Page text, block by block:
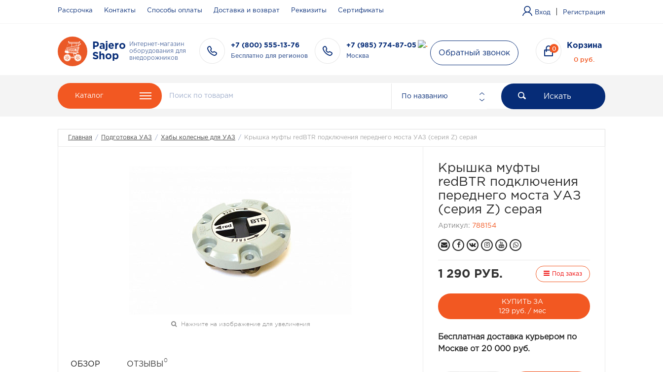
Рассрочка Контакты Способы оплаты Доставка и возврат Реквизиты Сертификаты Вход Регистрация
Pajero
Shop
Интернет-магазин
оборудования для
внедорожников
+7 (800) 555-13-76
Бесплатно для регионов
+7 (985) 774-87-05
Москва Обратный звонок
0 Корзина
0 руб.
Каталог По названию Искать
Главная / Подготовка УАЗ / Хабы колесные для УАЗ / Крышка муфты redBTR подключения переднего моста УАЗ (серия Z) серая
Нажмите на изображение для увеличения
ОБЗОР ОТЗЫВЫ
0
Крышка муфты
redBTR подключения
переднего моста УАЗ
(серия Z) серая
Артикул: 788154
1 290 РУБ. Под заказ
КУПИТЬ ЗА
129 руб. / мес
Бесплатная доставка курьером по
Москве от 20 000 руб.